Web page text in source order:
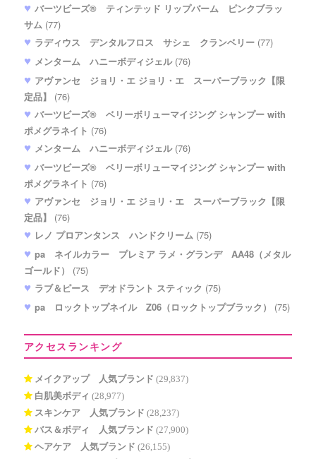
バーツビーズ® ティンテッド リップバーム ピンクブラッ
サム (77)
ラディウス デンタルフロス サシェ クランベリー (77)
メンターム ハニーボディジェル(76)
アヴァンセ ジョリ・エ ジョリ・エ スーパーブラック【限
定品】
(76)
バーツビーズ® ベリーボリューマイジング シャンプー with
ポメグラネイト (76)
メンターム ハニーボディジェル(76)
バーツビーズ® ベリーボリューマイジング シャンプー with
ポメグラネイト (76)
アヴァンセ ジョリ・エ ジョリ・エ スーパーブラック【限
定品】
(76)
レノ プロアンタンス ハンドクリーム (75)
pa ネイルカラー プレミア ラメ・グランデ AA48（メタル
ゴールド）
(75)
ラブ＆ピース デオドラント スティック (75)
pa ロックトップネイル Z06（ロックトップブラック）
(75)
アクセスランキング
メイクアップ 人気ブランド (29,837)
白肌美ボディ (28,977)
スキンケア 人気ブランド (28,237)
バス＆ボディ 人気ブランド (27,900)
ヘアケア 人気ブランド (26,155)